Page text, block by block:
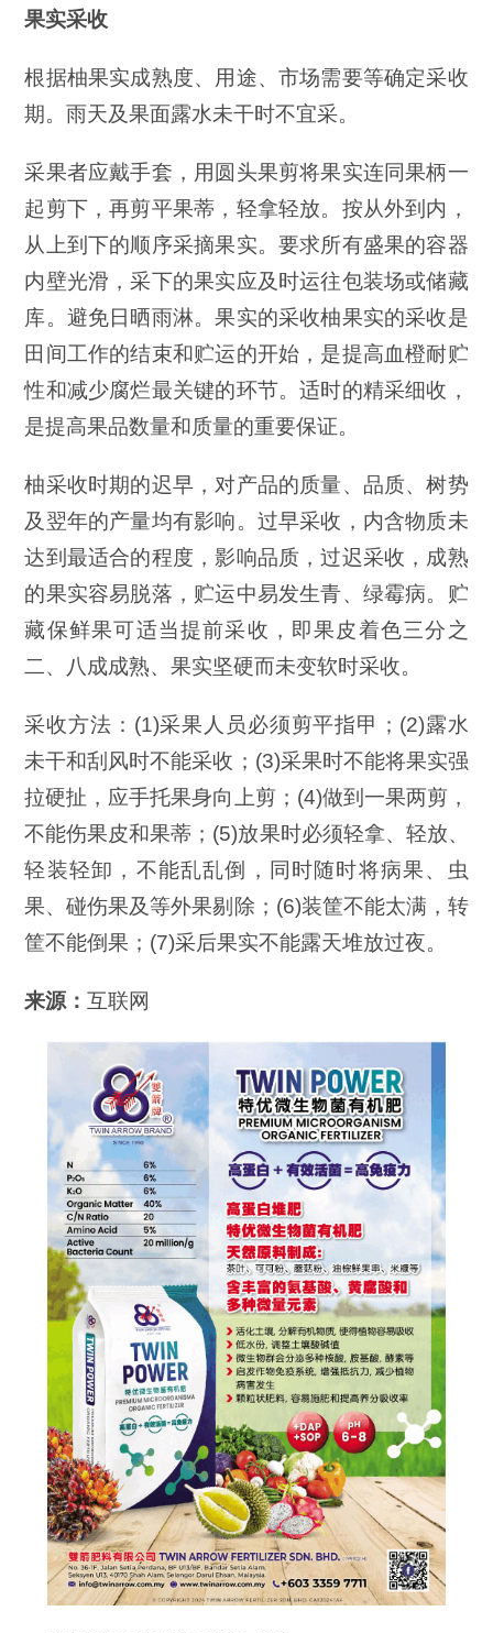
果实采收
根据柚果实成熟度、用途、市场需要等确定采收
期。雨天及果面露水未干时不宜采。
采果者应戴手套，用圆头果剪将果实连同果柄一
起剪下，再剪平果蒂，轻拿轻放。按从外到内，
从上到下的顺序采摘果实。要求所有盛果的容器
内壁光滑，采下的果实应及时运往包装场或储藏
库。避免日晒雨淋。果实的采收柚果实的采收是
田间工作的结束和贮运的开始，是提高血橙耐贮
性和减少腐烂最关键的环节。适时的精采细收，
是提高果品数量和质量的重要保证。
柚采收时期的迟早，对产品的质量、品质、树势
及翌年的产量均有影响。过早采收，内含物质未
达到最适合的程度，影响品质，过迟采收，成熟
的果实容易脱落，贮运中易发生青、绿霉病。贮
藏保鲜果可适当提前采收，即果皮着色三分之
二、八成成熟、果实坚硬而未变软时采收。
采收方法：(1)采果人员必须剪平指甲；(2)露水
未干和刮风时不能采收；(3)采果时不能将果实强
拉硬扯，应手托果身向上剪；(4)做到一果两剪，
不能伤果皮和果蒂；(5)放果时必须轻拿、轻放、
轻装轻卸，不能乱乱倒，同时随时将病果、虫
果、碰伤果及等外果剔除；(6)装筐不能太满，转
筐不能倒果；(7)采后果实不能露天堆放过夜。
来源：互联网